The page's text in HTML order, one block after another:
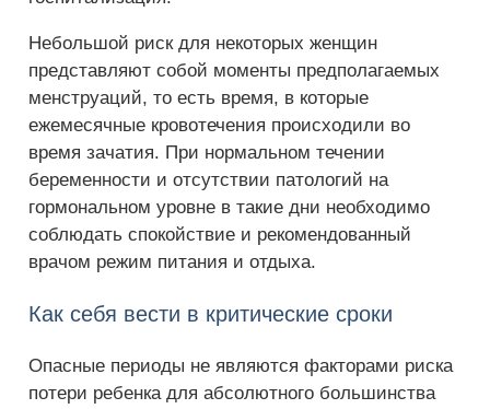
Небольшой риск для некоторых женщин
представляют собой моменты предполагаемых
менструаций, то есть время, в которые
ежемесячные кровотечения происходили во
время зачатия. При нормальном течении
беременности и отсутствии патологий на
гормональном уровне в такие дни необходимо
соблюдать спокойствие и рекомендованный
врачом режим питания и отдыха.
Как себя вести в критические сроки
Опасные периоды не являются факторами риска
потери ребенка для абсолютного большинства